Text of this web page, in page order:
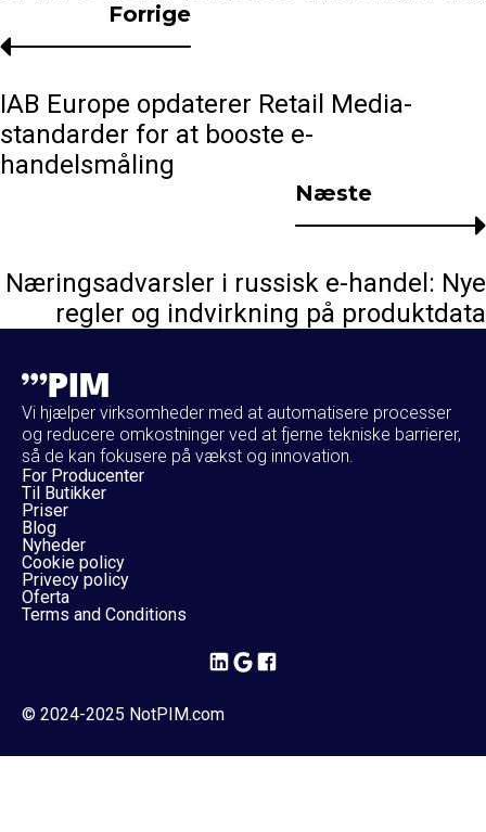
Næste
Næringsadvarsler i russisk e-handel: Nye
regler og indvirkning på produktdata
Forrige
IAB Europe opdaterer Retail Media-
standarder for at booste e-
handelsmåling
Vi hjælper virksomheder med at automatisere processer
og reducere omkostninger ved at fjerne tekniske barrierer,
så de kan fokusere på vækst og innovation.
For Producenter
Til Butikker
Priser
Blog
Nyheder
Cookie policy
Privecy policy
Oferta
Terms and Conditions
© 2024-2025 NotPIM.com